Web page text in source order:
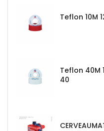
Teflon 10M
Teflon 40M
40